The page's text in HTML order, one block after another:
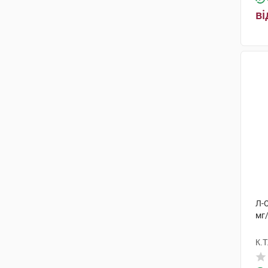
Л-